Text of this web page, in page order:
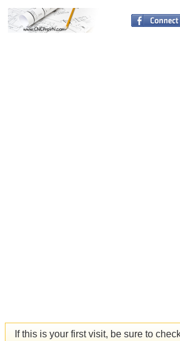
If this is your first visit, be sure to